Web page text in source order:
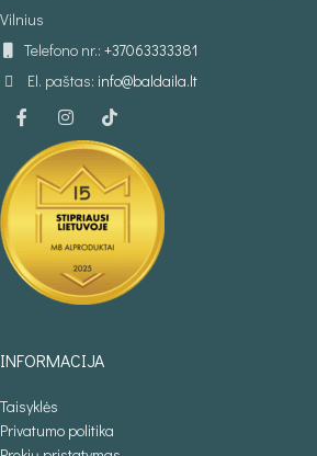
Vilnius
Telefono nr.: +37063333381
El. paštas: info@baldaila.lt
INFORMACIJA
Taisyklės
Privatumo politika